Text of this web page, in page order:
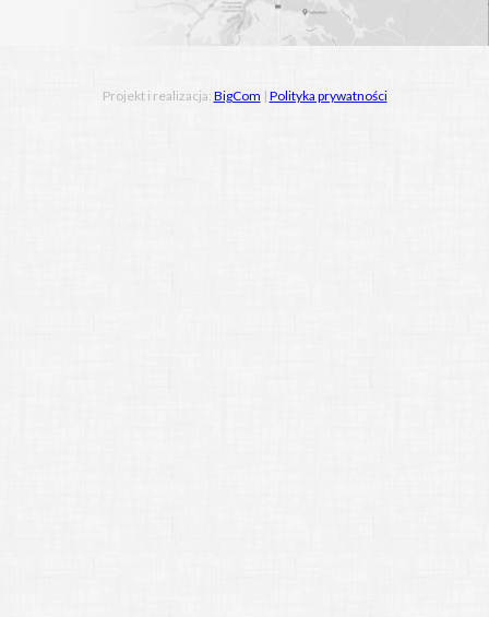
Projekt i realizacja: BigCom | Polityka prywatności